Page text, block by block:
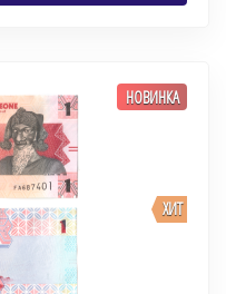
ХИТ
НОВИНКА